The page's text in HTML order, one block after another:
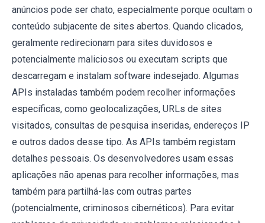
anúncios pode ser chato, especialmente porque ocultam o
conteúdo subjacente de sites abertos. Quando clicados,
geralmente redirecionam para sites duvidosos e
potencialmente maliciosos ou executam scripts que
descarregam e instalam software indesejado. Algumas
APIs instaladas também podem recolher informações
específicas, como geolocalizações, URLs de sites
visitados, consultas de pesquisa inseridas, endereços IP
e outros dados desse tipo. As APIs também registam
detalhes pessoais. Os desenvolvedores usam essas
aplicações não apenas para recolher informações, mas
também para partilhá-las com outras partes
(potencialmente, criminosos cibernéticos). Para evitar